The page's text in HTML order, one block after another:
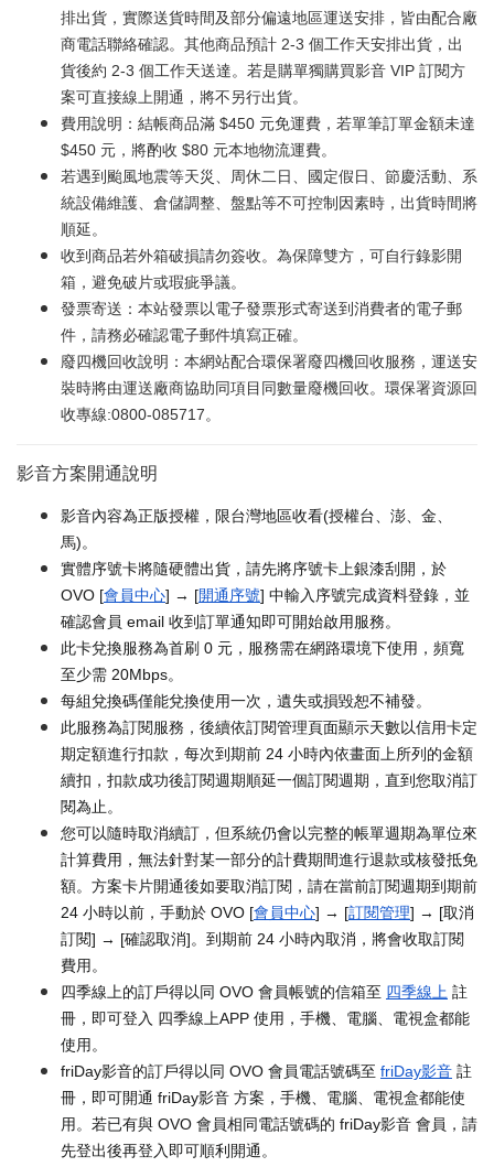
排出貨，實際送貨時間及部分偏遠地區運送安排，皆由配合廠
商電話聯絡確認。其他商品預計 2-3 個工作天安排出貨，出
貨後約 2-3 個工作天送達。若是購單獨購買影音 VIP 訂閱方
案可直接線上開通，將不另行出貨。
費用說明：結帳商品滿 $450 元免運費，若單筆訂單金額未達
$450 元，將酌收 $80 元本地物流運費。
若遇到颱風地震等天災、周休二日、國定假日、節慶活動、系
統設備維護、倉儲調整、盤點等不可控制因素時，出貨時間將
順延。
收到商品若外箱破損請勿簽收。為保障雙方，可自行錄影開
箱，避免破片或瑕疵爭議。
發票寄送：本站發票以電子發票形式寄送到消費者的電子郵
件，請務必確認電子郵件填寫正確。
廢四機回收說明：本網站配合環保署廢四機回收服務，運送安
裝時將由運送廠商協助同項目同數量廢機回收。環保署資源回
收專線:0800-085717。
影音方案開通說明
影音內容為正版授權，限台灣地區收看(授權台、澎、金、
馬)。
實體序號卡將隨硬體出貨，請先將序號卡上銀漆刮開，於
OVO [會員中心] → [開通序號] 中輸入序號完成資料登錄，並
確認會員 email 收到訂單通知即可開始啟用服務。
此卡兌換服務為首刷 0 元，服務需在網路環境下使用，頻寬
至少需 20Mbps。
每組兌換碼僅能兌換使用一次，遺失或損毀恕不補發。
此服務為訂閱服務，後續依訂閱管理頁面顯示天數以信用卡定
期定額進行扣款，每次到期前 24 小時內依畫面上所列的金額
續扣，扣款成功後訂閱週期順延一個訂閱週期，直到您取消訂
閱為止。
您可以隨時取消續訂，但系統仍會以完整的帳單週期為單位來
計算費用，無法針對某一部分的計費期間進行退款或核發抵免
額。方案卡片開通後如要取消訂閱，請在當前訂閱週期到期前
24 小時以前，手動於 OVO [會員中心] → [訂閱管理] → [取消
訂閱] → [確認取消]。到期前 24 小時內取消，將會收取訂閱
費用。
四季線上的訂戶得以同 OVO 會員帳號的信箱至 四季線上 註
冊，即可登入 四季線上APP 使用，手機、電腦、電視盒都能
使用。
friDay影音的訂戶得以同 OVO 會員電話號碼至 friDay影音 註
冊，即可開通 friDay影音 方案，手機、電腦、電視盒都能使
用。若已有與 OVO 會員相同電話號碼的 friDay影音 會員，請
先登出後再登入即可順利開通。